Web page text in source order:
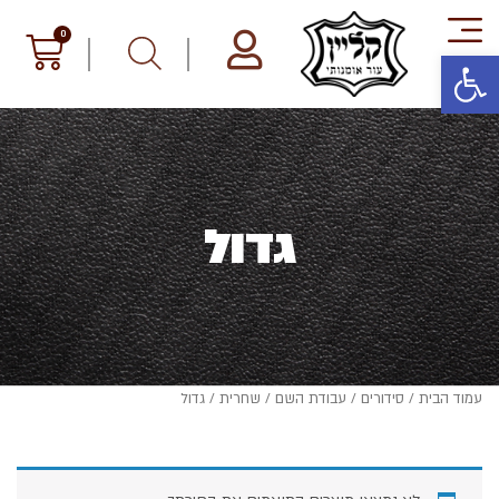
פתח סרגל נגישות
גדול
עמוד הבית / סידורים / עבודת השם / שחרית / גדול